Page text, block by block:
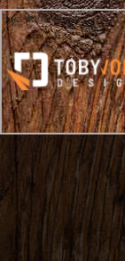
Fuss-Referenzen